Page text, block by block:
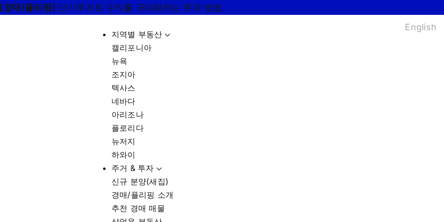
[경매/플리핑] 단기투자로 수익률 극대화하는 투자 방법
지역별 부동산
캘리포니아
뉴욕
조지아
텍사스
네바다
아리조나
플로리다
뉴저지
하와이
주거 & 투자
신규 분양(새집)
경매/플리핑 소개
추천 경매 매물
English